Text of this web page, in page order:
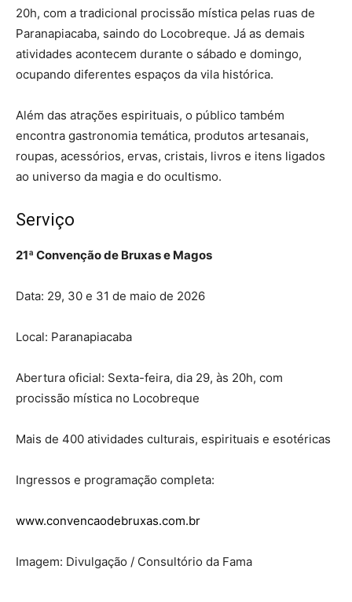
20h, com a tradicional procissão mística pelas ruas de
Paranapiacaba, saindo do Locobreque. Já as demais
atividades acontecem durante o sábado e domingo,
ocupando diferentes espaços da vila histórica.
Além das atrações espirituais, o público também
encontra gastronomia temática, produtos artesanais,
roupas, acessórios, ervas, cristais, livros e itens ligados
ao universo da magia e do ocultismo.
Serviço
21ª Convenção de Bruxas e Magos
Data: 29, 30 e 31 de maio de 2026
Local: Paranapiacaba
Abertura oficial: Sexta-feira, dia 29, às 20h, com
procissão mística no Locobreque
Mais de 400 atividades culturais, espirituais e esotéricas
Ingressos e programação completa:
www.convencaodebruxas.com.br
Imagem: Divulgação / Consultório da Fama